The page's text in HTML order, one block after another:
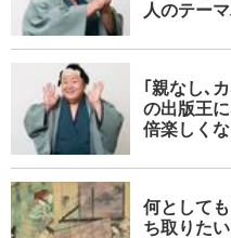
人のテー
｢親なし､
の出版王
倍楽しく
何として
ち取りた